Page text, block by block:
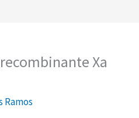
Xa
Ramos